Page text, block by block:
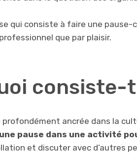
qui consiste à faire une pause-
que par plaisir.
consiste-
ancrée dans la
pause dans une activité
et discuter avec d’autres